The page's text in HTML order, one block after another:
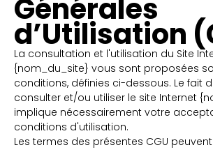
Générales
d’Utilisation
La consultation et l'utilisation du Site
{nom_du_site} vous sont proposées
conditions, définies ci-dessous. Le fait
consulter et/ou utiliser le site Internet
implique nécessairement votre
conditions d'utilisation.
Les termes des présentes CGU